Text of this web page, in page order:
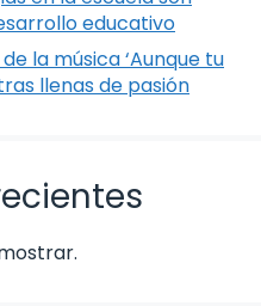
educativo
la música ‘Aunque tu
llenas de pasión